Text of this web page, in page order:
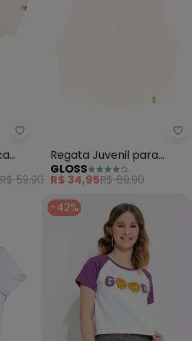
Gloss - Blusa Cropped Básica
R$ 59,90
Regata Juvenil para
Menina (Branco)
GLOSS
R$ 34,95R$ 69,90
-42%